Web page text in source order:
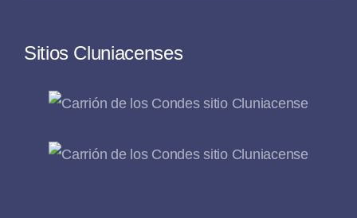
Sitios Cluniacenses